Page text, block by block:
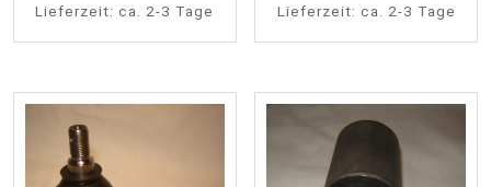
Lieferzeit:ca. 2-3 Tage
Lieferzeit: ca. 2-3 Tage